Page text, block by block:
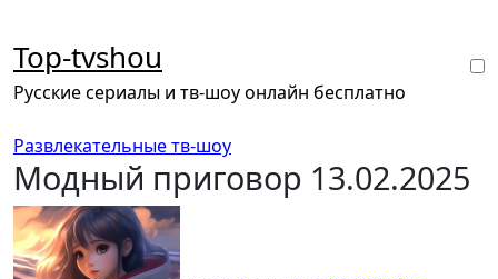
содержанию
Top-tvshou
Русские сериалы и тв-шоу онлайн бесплатно
Развлекательные тв-шоу
Модный приговор 13.02.2025